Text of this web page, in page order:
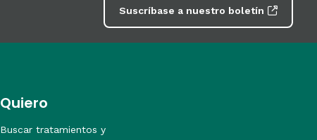
Suscríbase a nuestro boletín
Quiero
Buscar tratamientos y